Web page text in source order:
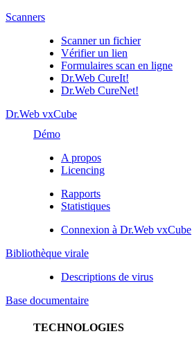
Scanners
Scanner un fichier
Vérifier un lien
Formulaires scan en ligne
Dr.Web CureIt!
Dr.Web CureNet!
Dr.Web vxCube
Démo
A propos
Licencing
Rapports
Statistiques
Connexion à Dr.Web vxCube
Bibliothèque virale
Descriptions de virus
Base documentaire
TECHNOLOGIES